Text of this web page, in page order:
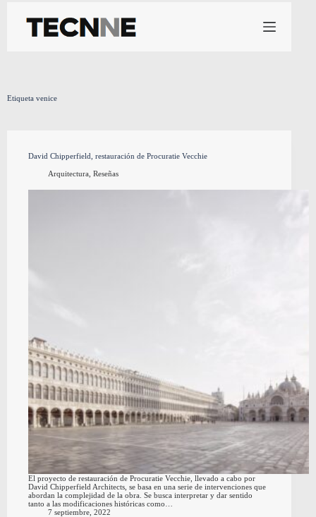
contenido
Etiqueta venice
David Chipperfield, restauración de Procuratie Vecchie
Arquitectura, Reseñas
El proyecto de restauración de Procuratie Vecchie, llevado a cabo por
David Chipperfield Architects, se basa en una serie de intervenciones que
abordan la complejidad de la obra. Se busca interpretar y dar sentido
tanto a las modificaciones históricas como…
7 septiembre, 2022